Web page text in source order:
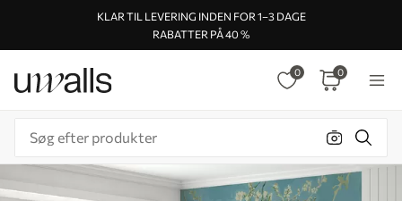
KLAR TIL LEVERING INDEN FOR 1–3 DAGE
RABATTER PÅ 40 %
0 0